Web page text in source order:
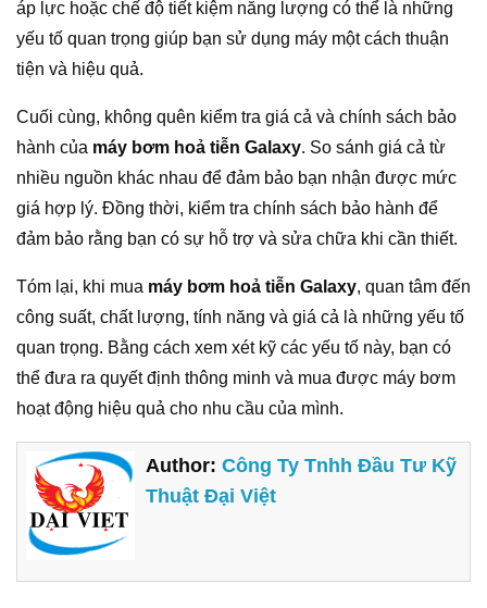
áp lực hoặc chế độ tiết kiệm năng lượng có thể là những
yếu tố quan trọng giúp bạn sử dụng máy một cách thuận
tiện và hiệu quả.
Cuối cùng, không quên kiểm tra giá cả và chính sách bảo
hành của máy bơm hoả tiễn Galaxy. So sánh giá cả từ
nhiều nguồn khác nhau để đảm bảo bạn nhận được mức
giá hợp lý. Đồng thời, kiểm tra chính sách bảo hành để
đảm bảo rằng bạn có sự hỗ trợ và sửa chữa khi cần thiết.
Tóm lại, khi mua máy bơm hoả tiễn Galaxy, quan tâm đến
công suất, chất lượng, tính năng và giá cả là những yếu tố
quan trọng. Bằng cách xem xét kỹ các yếu tố này, bạn có
thể đưa ra quyết định thông minh và mua được máy bơm
hoạt động hiệu quả cho nhu cầu của mình.
Author:Công Ty Tnhh Đầu Tư Kỹ
Thuật Đại Việt